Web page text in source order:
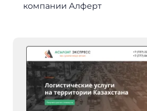
компании Алферт